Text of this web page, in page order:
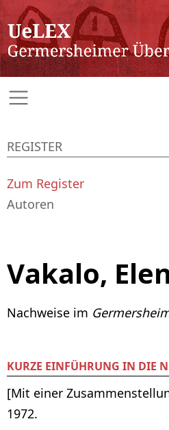
Vakalo,
Nachweise im
KURZE EINFÜHRUNG IN DIE
[Mit einer
1972.
REGISTER
Zum Register
Autoren